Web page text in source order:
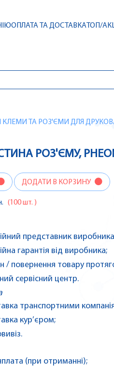
ОПЛАТА ТА ДОСТАВКАТОП/
КЛЕМИ ТА РОЗ'ЄМИ ДЛЯ
РОЗ'ЄМУ,
ДОДАТИ В КОРЗИНУ
(100 шт. )
представник
гарантія від виробника;
/ повернення товару
сервісний центр.
транспортними
кур’єром;
(при отриманні);